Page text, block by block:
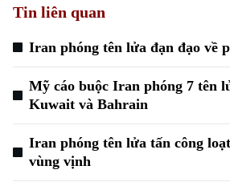
Tin liên quan
Iran phóng tên lửa đạn đạo về
Mỹ cáo buộc Iran phóng 7 tên
Kuwait và Bahrain
Iran phóng tên lửa tấn công
vùng vịnh